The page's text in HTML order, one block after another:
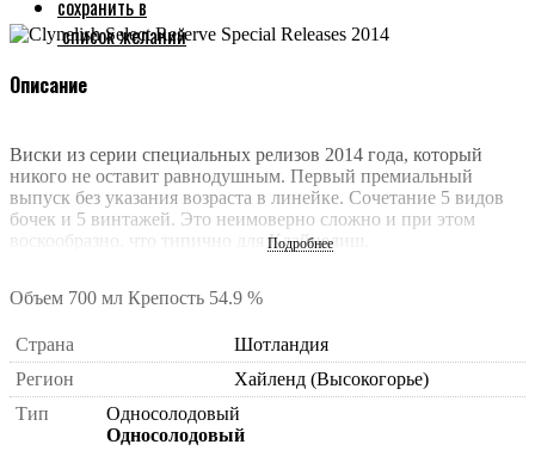
сохранить в
список желаний
Описание
Виски из серии специальных релизов 2014 года, который
никого не оставит равнодушным. Первый премиальный
выпуск без указания возраста в линейке. Сочетание 5 видов
бочек и 5 винтажей. Это неимоверно сложно и при этом
воскообразно, что типично для Клайнелиш.
Подробнее
Объем 700 мл Крепость 54.9 %
Страна
Шотландия
Регион
Хайленд (Высокогорье)
Тип
Односолодовый
Односолодовый